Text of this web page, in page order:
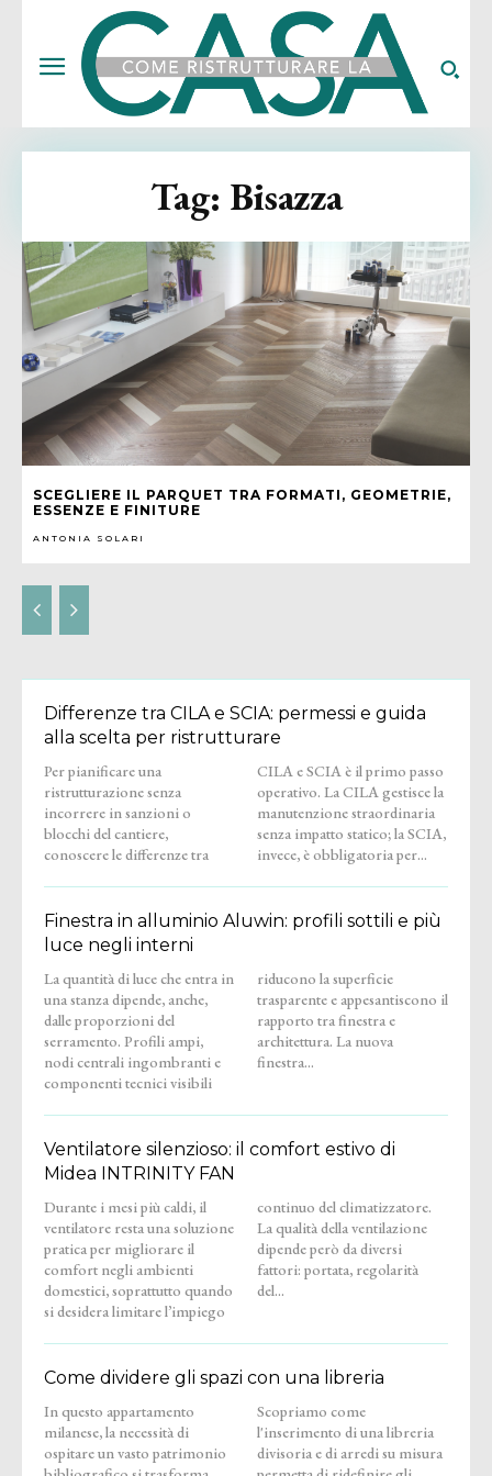
SCEGLIERE IL PARQUET TRA FORMATI, GEOMETRIE,
ESSENZE E FINITURE
ANTONIA SOLARI
Tag: Bisazza
Differenze tra CILA e SCIA: permessi e guida
alla scelta per ristrutturare
Per pianificare una
ristrutturazione senza
incorrere in sanzioni o
blocchi del cantiere,
conoscere le differenze tra
CILA e SCIA è il primo passo
operativo. La CILA gestisce la
manutenzione straordinaria
senza impatto statico; la SCIA,
invece, è obbligatoria per...
Finestra in alluminio Aluwin: profili sottili e più
luce negli interni
La quantità di luce che entra in
una stanza dipende, anche,
dalle proporzioni del
serramento. Profili ampi,
nodi centrali ingombranti e
componenti tecnici visibili
riducono la superficie
trasparente e appesantiscono il
rapporto tra finestra e
architettura. La nuova
finestra...
Ventilatore silenzioso: il comfort estivo di
Midea INTRINITY FAN
Durante i mesi più caldi, il
ventilatore resta una soluzione
pratica per migliorare il
comfort negli ambienti
domestici, soprattutto quando
si desidera limitare l’impiego
continuo del climatizzatore.
La qualità della ventilazione
dipende però da diversi
fattori: portata, regolarità
del...
Come dividere gli spazi con una libreria
In questo appartamento
milanese, la necessità di
ospitare un vasto patrimonio
Scopriamo come
l'inserimento di una libreria
divisoria e di arredi su misura